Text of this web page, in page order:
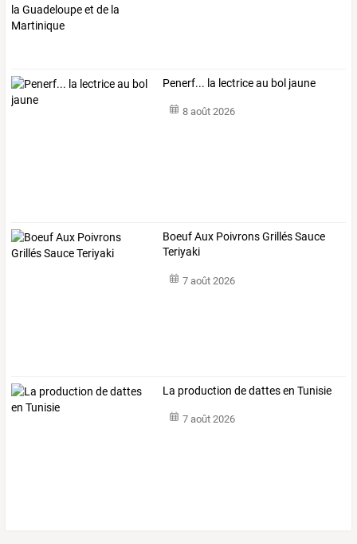
Penerf... la lectrice au bol jaune
8 août 2026
Boeuf Aux Poivrons Grillés Sauce
Teriyaki
7 août 2026
La production de dattes en Tunisie
7 août 2026